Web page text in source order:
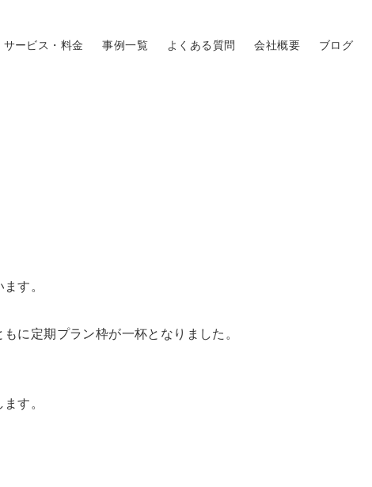
サービス・料金 事例一覧 よくある質問 会社概要 ブログ
す。
もに定期プラン枠が一杯となりました。
す。